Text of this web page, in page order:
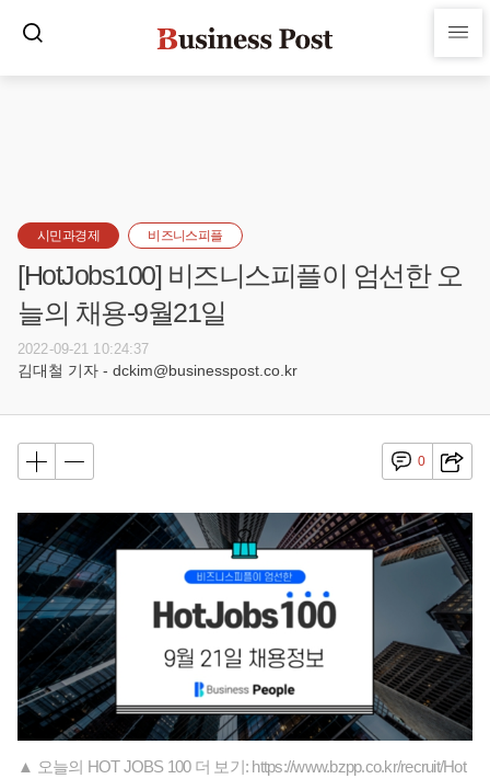
시민과경제 비즈니스피플
[HotJobs100] 비즈니스피플이 엄선한 오
늘의 채용-9월21일
2022-09-21 10:24:37
김대철 기자 - dckim@businesspost.co.kr
0
▲ 오늘의 HOT JOBS 100 더 보기: https://www.bzpp.co.kr/recruit/Hot